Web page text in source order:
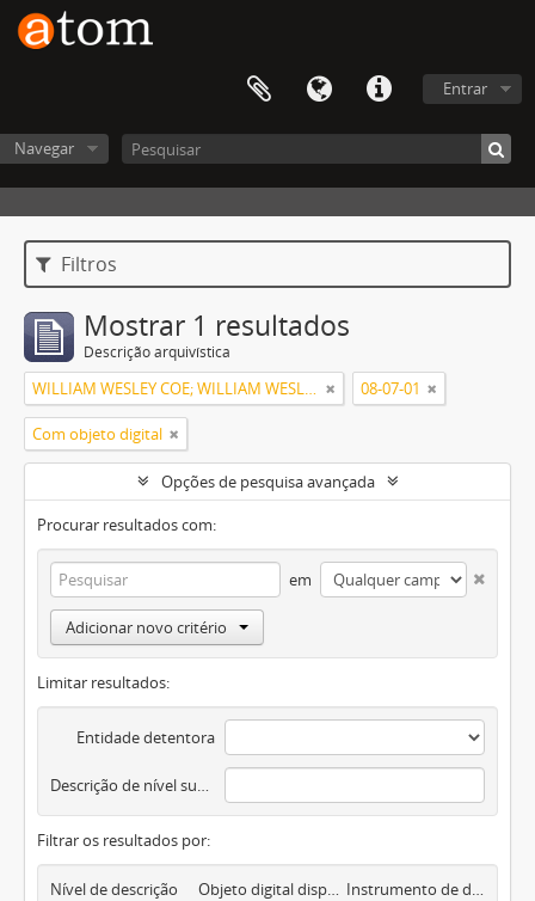
Entrar
Navegar
Filtros
Mostrar 1 resultados
Descrição arquivística
WILLIAM WESLEY COE; WILLIAM WESLEY COE JUNIOR 08-07-01
Com objeto digital
Opções de pesquisa avançada
Procurar resultados com:
em
Adicionar novo critério
Limitar resultados:
Entidade detentora
Descrição de nível superior
Filtrar os resultados por:
Nível de descrição Objeto digital disponível Instrumento de descrição documental